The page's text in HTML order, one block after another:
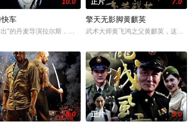
捕，身负重任的保密局科长林希受命前往锦州，会同党通局周
一次任务中被德军俘虏。在战俘营他试图逃跑但没有成功，后被
快车
出"的丹麦导演拉尔斯．冯．特里厄扬名国际影坛的代表作，曾获
擎天无影脚黄麒英
武术大师黄飞鸿之父黄麒英，这位
5.0 正片 5.0